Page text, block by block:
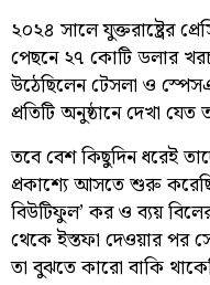
২০২৪ সালে যুক্তরাষ্ট্রের
পেছনে ২৭ কোটি ডলার খরচ
উঠেছিলেন টেসলা ও
প্রতিটি অনুষ্ঠানে দেখা যেত
তবে বেশ কিছুদিন ধরেই
প্রকাশ্যে আসতে শুরু
বিউটিফুল’ কর ও ব্যয়
থেকে ইস্তফা দেওয়ার পর
তা বুঝতে কারো বাকি